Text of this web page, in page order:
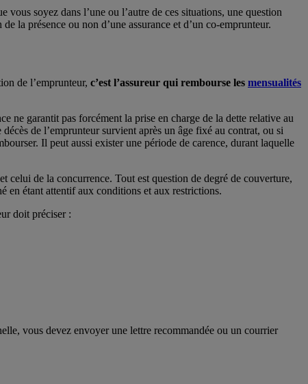
soyez dans l’une ou l’autre de ces situations, une question
la présence ou non d’une assurance et d’un co-emprunteur.
de l’emprunteur, c’est l’assureur qui rembourse les mensualités
ne garantit pas forcément la prise en charge de la dette relative au
de l’emprunteur survient après un âge fixé au contrat, ou si
Il peut aussi exister une période de carence, durant laquelle
celui de la concurrence. Tout est question de degré de couverture,
en étant attentif aux conditions et aux restrictions.
doit préciser :
vous devez envoyer une lettre recommandée ou un courrier